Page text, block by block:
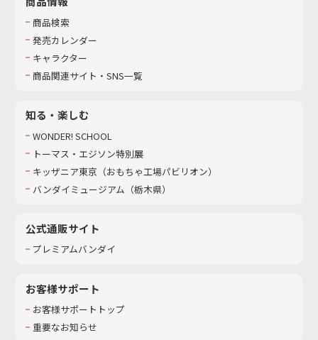
商品検索
発売カレンダー
キャラクター
商品関連サイト・SNS一覧
知る・楽しむ
WONDER! SCHOOL
トーマス・エジソン特別展
キッザニア東京（おもちゃ工場パビリオン）​
バンダイミュージアム（栃木県）
公式通販サイト
プレミアムバンダイ
お客様サポート
お客様サポートトップ
重要なお知らせ